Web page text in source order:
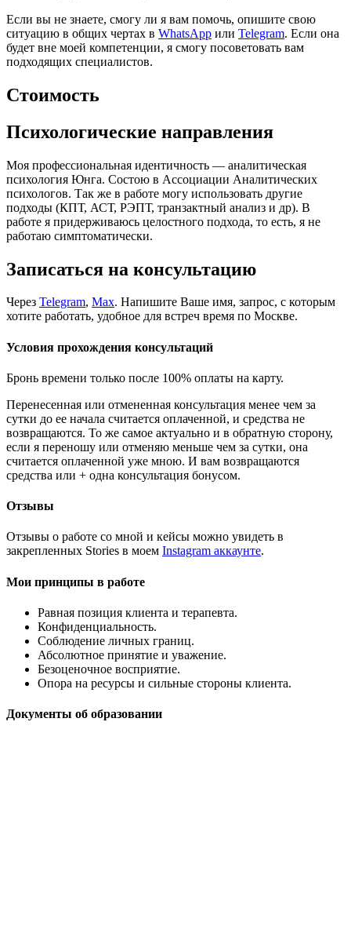
Если вы не знаете, смогу ли я вам помочь, опишите свою
ситуацию в общих чертах в WhatsApp или Telegram. Если она
будет вне моей компетенции, я смогу посоветовать вам
подходящих специалистов.
Стоимость
Психологические направления
Моя профессиональная идентичность — аналитическая
психология Юнга. Состою в Ассоциации Аналитических
психологов. Так же в работе могу использовать другие
подходы (КПТ, АСТ, РЭПТ, транзактный анализ и др). В
работе я придерживаюсь целостного подхода, то есть, я не
работаю симптоматически.
Записаться на консультацию
Через Telegram, Max. Напишите Ваше имя, запрос, с которым
хотите работать, удобное для встреч время по Москве.
Условия прохождения консультаций
Бронь времени только после 100% оплаты на карту.
Перенесенная или отмененная консультация менее чем за
сутки до ее начала считается оплаченной, и средства не
возвращаются. То же самое актуально и в обратную сторону,
если я переношу или отменяю меньше чем за сутки, она
считается оплаченной уже мною. И вам возвращаются
средства или + одна консультация бонусом.
Отзывы
Отзывы о работе со мной и кейсы можно увидеть в
закрепленных Stories в моем Instagram аккаунте.
Мои принципы в работе
Равная позиция клиента и терапевта.
Конфиденциальность.
Соблюдение личных границ.
Абсолютное принятие и уважение.
Безоценочное восприятие.
Опора на ресурсы и сильные стороны клиента.
Документы об образовании